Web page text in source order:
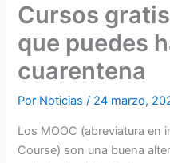
Cursos
que puedes
cuarentena
Por Noticias/ 24 marzo,
Los MOOC (abreviatura en
Course) son una buena